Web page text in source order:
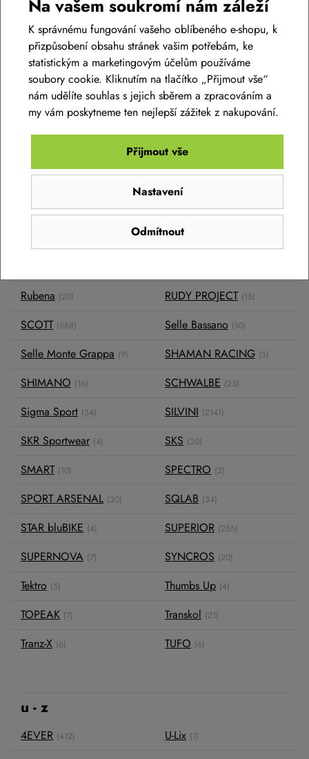
Panoil (2) PEARL iZUMi (1)
PELLS (88) POLISPORT (31)
Power Balance PRO-T (241)
R2 RACE FACE
RAPILOCK (2) Relax (15)
RH+
Rubena (20) RUDY PROJECT (15)
SCOTT (588) Selle Bassano (10)
Selle Monte Grappa (9) SHAMAN RACING (3)
SHIMANO (16) SCHWALBE (23)
Sigma Sport (34) SILVINI (2141)
SKR Sportwear (4) SKS (20)
SMART (10) SPECTRO (2)
SPORT ARSENAL (30) SQLAB (34)
STAR bluBIKE (4) SUPERIOR (255)
SUPERNOVA (7) SYNCROS (20)
Tektro (5) Thumbs Up (4)
TOPEAK (7) Transkol (21)
Tranz-X (6) TUFO (6)
u - z
4EVER (412) U-Lix (1)
Na vašem soukromí nám záleží
K správnému fungování vašeho oblíbeného e-shopu, k
přizpůsobení obsahu stránek vašim potřebám, ke
statistickým a marketingovým účelům používáme
soubory cookie. Kliknutím na tlačítko „Přijmout vše“
nám udělíte souhlas s jejich sběrem a zpracováním a
my vám poskytneme ten nejlepší zážitek z nakupování.
Odmítnout
Nastavení
Přijmout vše